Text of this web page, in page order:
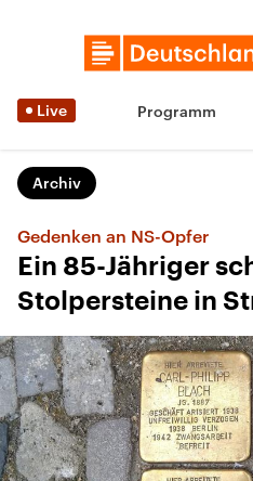
Live Programm
Archiv
Gedenken an NS-Opfer
Ein 85-Jähriger
Stolpersteine in